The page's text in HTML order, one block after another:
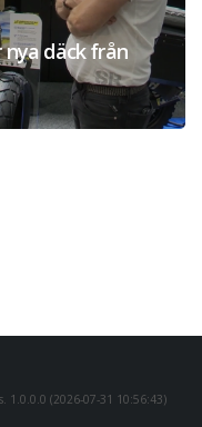
däck från
(2026-07-31 10:56:43)